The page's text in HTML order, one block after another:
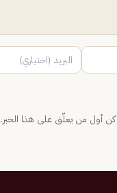
كن أول من يعلّق على هذا الخبر.